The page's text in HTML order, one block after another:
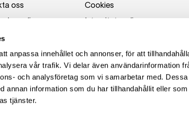
anpassa innehållet och annonser, för att
vår trafik. Vi delar även användarinformation
och analysföretag som vi samarbetar med.
annan information som du har tillhandahållit eller som
tjänster.
oss
media
English
Cookies
Integritetspolicy
se